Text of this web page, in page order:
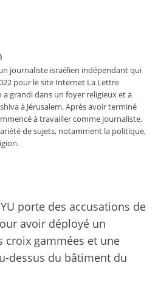
journaliste israélien indépendant qui
pour le site Internet La Lettre
a grandi dans un foyer religieux et a
à Jérusalem. Après avoir terminé
à travailler comme journaliste.
de sujets, notamment la politique,
porte des accusations de
avoir déployé un
croix gammées et une
dessus du bâtiment du